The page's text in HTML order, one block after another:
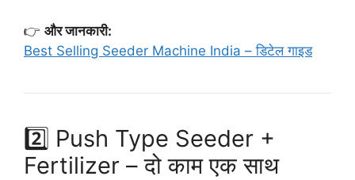
👉 और जानकारी:
Best Selling Seeder Machine India – डिटेल गाइड
2️⃣ Push Type Seeder +
Fertilizer – दो काम एक साथ